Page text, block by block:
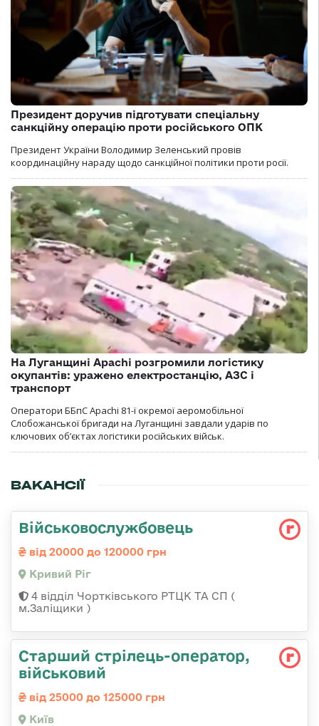
Президент доручив підготувати спеціальну
санкційну операцію проти російського ОПК
Президент України Володимир Зеленський провів
координаційну нараду щодо санкційної політики проти росії.
На Луганщині Apachi розгромили логістику
окупантів: уражено електростанцію, АЗС і
транспорт
Оператори ББпС Apachi 81-ї окремої аеромобільної
Слобожанської бригади на Луганщині завдали ударів по
ключових об’єктах логістики російських військ.
ВАКАНСІЇ
Військовослужбовець
від 20000 до 120000 грн
Кривий Ріг
4 відділ Чортківського РТЦК ТА СП (
м.Заліщики )
Стаpший стpілець-опеpатоp,
військовий
від 25000 до 125000 грн
Київ